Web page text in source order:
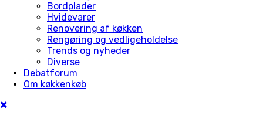
Bordplader
Hvidevarer
Renovering af køkken
Rengøring og vedligeholdelse
Trends og nyheder
Diverse
Debatforum
Om køkkenkøb